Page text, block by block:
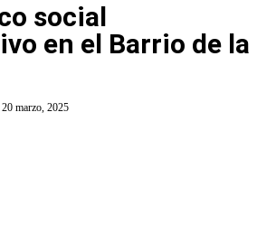
social
en el Barrio de la
20 marzo, 2025